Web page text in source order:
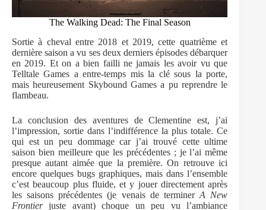
The Walking Dead: The Final Season
Sortie à cheval entre 2018 et 2019, cette quatrième et
dernière saison a vu ses deux derniers épisodes débarquer
en 2019. Et on a bien failli ne jamais les avoir vu que
Telltale Games a entre-temps mis la clé sous la porte,
mais heureusement Skybound Games a pu reprendre le
flambeau.
La conclusion des aventures de Clementine est, j’ai
l’impression, sortie dans l’indifférence la plus totale. Ce
qui est un peu dommage car j’ai trouvé cette ultime
saison bien meilleure que les précédentes ; je l’ai même
presque autant aimée que la première. On retrouve ici
encore quelques bugs graphiques, mais dans l’ensemble
c’est beaucoup plus fluide, et y jouer directement après
les saisons précédentes (je venais de terminerA New
Frontierjuste avant) choque un peu vu l’ambiance